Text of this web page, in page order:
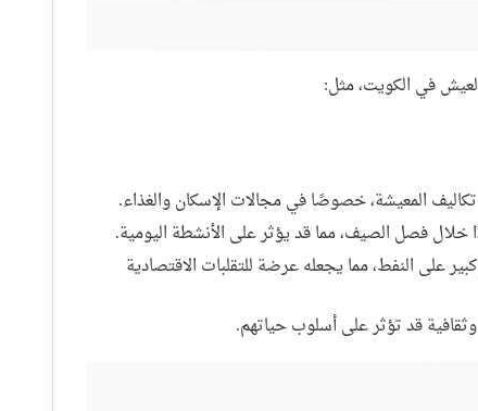
في الكويت، مثل:
المعيشة، خصوصًا في مجالات الإسكان والغذاء.
فصل الصيف، مما قد يؤثر على الأنشطة اليومية.
على النفط، مما يجعله عرضة للتقلبات الاقتصادية
قد تؤثر على أسلوب حياتهم.